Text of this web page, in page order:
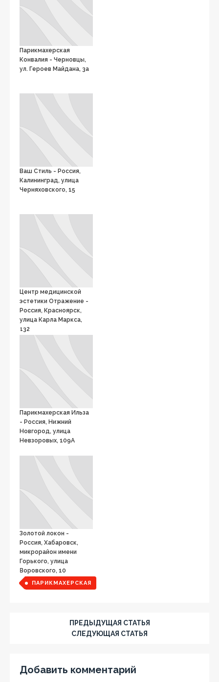
Парикмахерская
Конвалия - Черновцы,
ул. Героев Майдана, 3а
Ваш Стиль - Россия,
Калининград, улица
Черняховского, 15
Центр медицинской
эстетики Отражение -
Россия, Красноярск,
улица Карла Маркса,
132
Парикмахерская Ильза
- Россия, Нижний
Новгород, улица
Невзоровых, 109А
Золотой локон -
Россия, Хабаровск,
микрорайон имени
Горького, улица
Воровского, 10
ПАРИКМАХЕРСКАЯ
ПРЕДЫДУЩАЯ СТАТЬЯ
СЛЕДУЮЩАЯ СТАТЬЯ
Добавить комментарий